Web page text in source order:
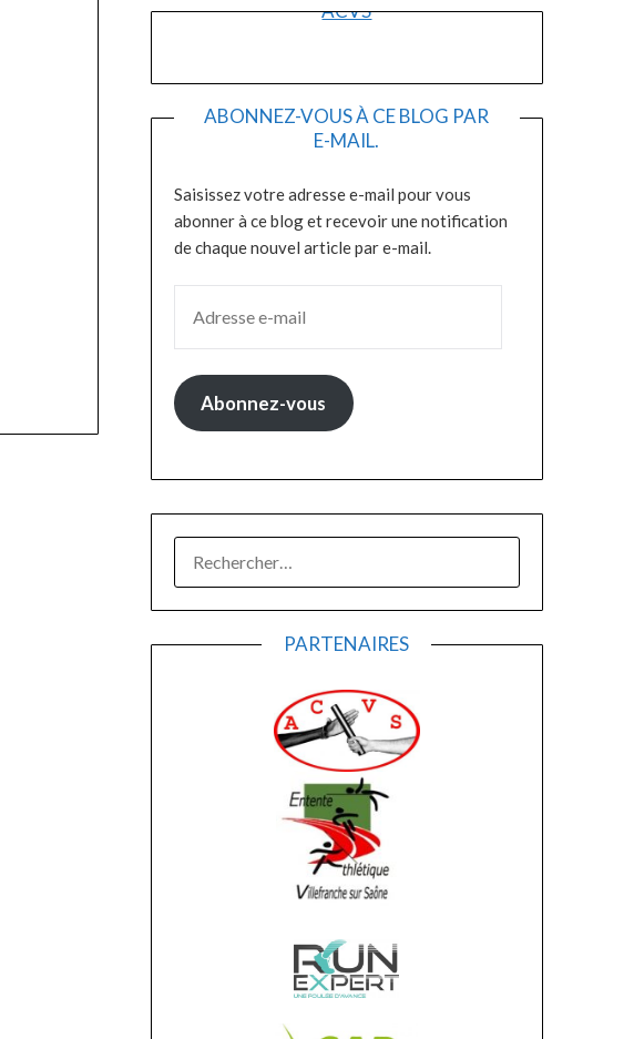
ACVS
ABONNEZ-VOUS À CE BLOG PAR
E-MAIL.
Saisissez votre adresse e-mail pour vous
abonner à ce blog et recevoir une notification
de chaque nouvel article par e-mail.
Abonnez-vous
PARTENAIRES